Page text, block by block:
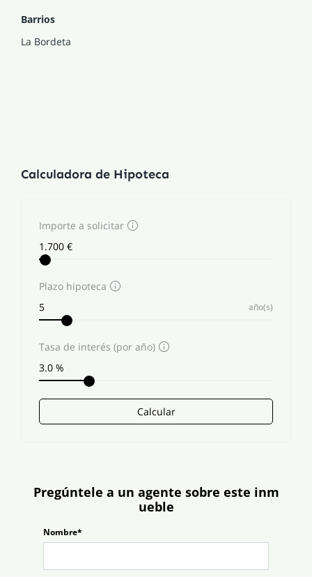
Barrios
La Bordeta
Calculadora de Hipoteca
Importe a solicitar
Plazo hipoteca
año(s)
Tasa de interés (por año)
Calcular
Pregúntele a un agente sobre este inm
ueble
Nombre*